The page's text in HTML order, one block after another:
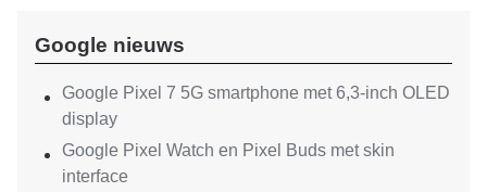
Google nieuws
Google Pixel 7 5G smartphone met 6,3-inch OLED
display
Google Pixel Watch en Pixel Buds met skin
interface